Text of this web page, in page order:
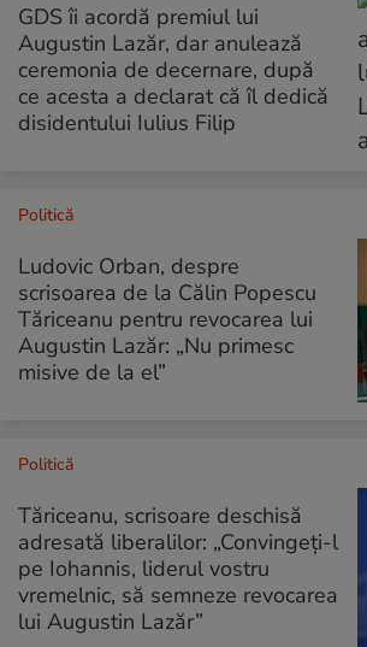
GDS îi acordă premiul lui
Augustin Lazăr, dar anulează
ceremonia de decernare, după
ce acesta a declarat că îl dedică
disidentului Iulius Filip
Politică
Ludovic Orban, despre
scrisoarea de la Călin Popescu
Tăriceanu pentru revocarea lui
Augustin Lazăr: „Nu primesc
misive de la el”
Politică
Tăriceanu, scrisoare deschisă
adresată liberalilor: „Convingeți-l
pe Iohannis, liderul vostru
vremelnic, să semneze revocarea
lui Augustin Lazăr”